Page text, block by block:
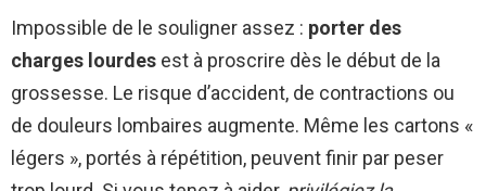
Impossible de le souligner assez : porter des
charges lourdes est à proscrire dès le début de la
grossesse. Le risque d’accident, de contractions ou
de douleurs lombaires augmente. Même les cartons «
légers », portés à répétition, peuvent finir par peser